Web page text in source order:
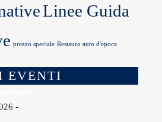
Linee Guida
prezzo speciale Restauro auto d'epoca
EVENTI
-